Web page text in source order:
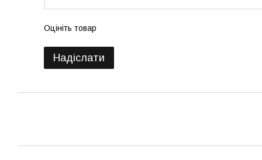
Оцініть товар
Надіслати